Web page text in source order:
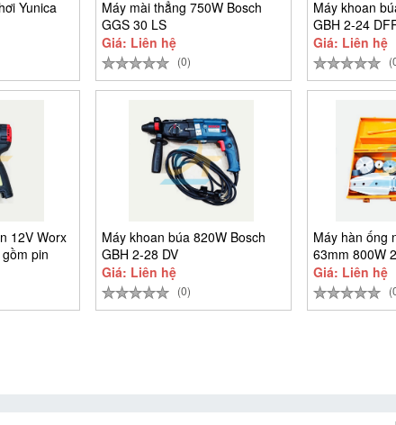
Yunica
Máy mài thẳng 750W Bosch
GGS 30 LS
Giá: Liên hệ
(0)
Máy khoan
GBH 2-24
Giá: Liên hệ
12V Worx
pin
Máy khoan búa 820W Bosch
GBH 2-28 DV
Giá: Liên hệ
(0)
Máy hàn ống
63mm 800W
9301
Giá: Liên hệ